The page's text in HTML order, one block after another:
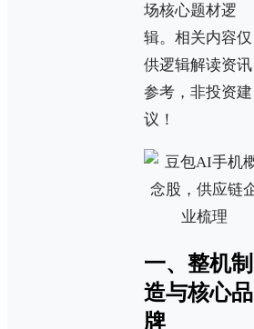
场核心题材逻
辑。相关内容仅
供逻辑解读资讯
参考，非投资建
议！
一、整机制
造与核心品
牌